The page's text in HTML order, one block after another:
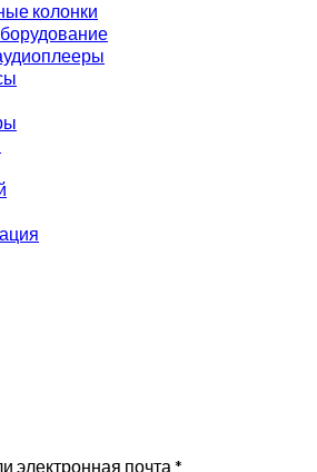
колонки
электронная почта *